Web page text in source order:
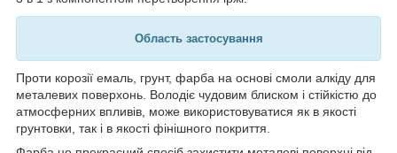
Область застосування
Проти корозії емаль, грунт, фарба на основі смоли алкіду для
металевих поверхонь. Володіє чудовим блиском і стійкістю до
атмосферних впливів, може використовуватися як в якості
грунтовки, так і в якості фінішного покриття.